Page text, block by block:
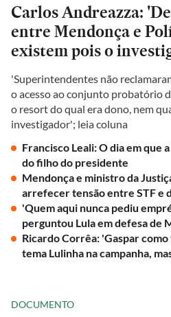
Carlos Andreazza:
entre Mendonça e
existem pois o
'Superintendentes não
o acesso ao conjunto probatório
o resort do qual era dono, nem
investigador'; leia coluna
Francisco Leali: O dia em que
do filho do presidente
Mendonça e ministro da
arrefecer tensão entre STF e
'Quem aqui nunca pediu
perguntou Lula em defesa de
Ricardo Corrêa: 'Gaspar
tema Lulinha na campanha,
DOCUMENTO